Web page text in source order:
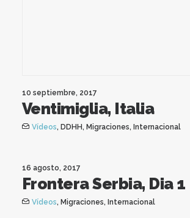
10 septiembre, 2017
Ventimiglia, Italia
Vídeos, DDHH, Migraciones, Internacional
16 agosto, 2017
Frontera Serbia, Dia 1
Vídeos, Migraciones, Internacional